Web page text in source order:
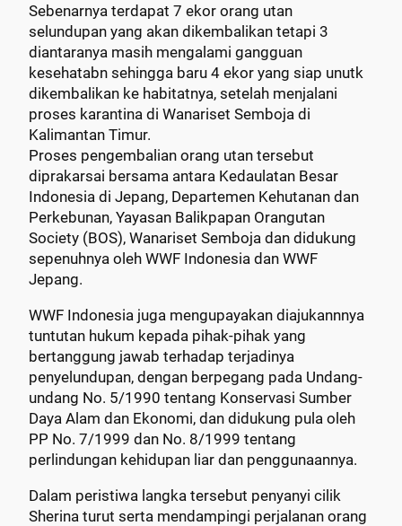
Sebenarnya terdapat 7 ekor orang utan
selundupan yang akan dikembalikan tetapi 3
diantaranya masih mengalami gangguan
kesehatabn sehingga baru 4 ekor yang siap unutk
dikembalikan ke habitatnya, setelah menjalani
proses karantina di Wanariset Semboja di
Kalimantan Timur.
Proses pengembalian orang utan tersebut
diprakarsai bersama antara Kedaulatan Besar
Indonesia di Jepang, Departemen Kehutanan dan
Perkebunan, Yayasan Balikpapan Orangutan
Society (BOS), Wanariset Semboja dan didukung
sepenuhnya oleh WWF Indonesia dan WWF
Jepang.
WWF Indonesia juga mengupayakan diajukannnya
tuntutan hukum kepada pihak-pihak yang
bertanggung jawab terhadap terjadinya
penyelundupan, dengan berpegang pada Undang-
undang No. 5/1990 tentang Konservasi Sumber
Daya Alam dan Ekonomi, dan didukung pula oleh
PP No. 7/1999 dan No. 8/1999 tentang
perlindungan kehidupan liar dan penggunaannya.
Dalam peristiwa langka tersebut penyanyi cilik
Sherina turut serta mendampingi perjalanan orang